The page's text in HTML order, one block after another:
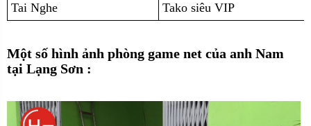
Tai Nghe
Tako siêu VIP
Một số hình ảnh phòng game net của anh Nam
tại Lạng Sơn :